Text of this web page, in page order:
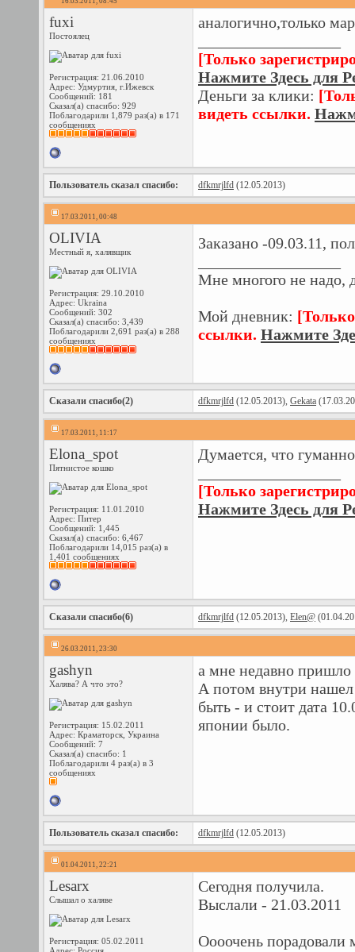
fuxi
Постоялец
Регистрация: 21.06.2010
Адрес: Удмуртия, г.Ижевск
Сообщений: 181
Сказал(а) спасибо: 929
Поблагодарили 1,879 раз(а) в 171
сообщениях
аналогично,только
[Только
Нажмите Здесь для
Деньги за клики:
видеть ссылки.
Пользователь сказал cпасибо: dfkmrjlfd (12.05.2013)
17.03.2011, 00:48
OLIVIA
Местный я, халявщик
Регистрация: 29.10.2010
Адрес: Ukraina
Сообщений: 302
Сказал(а) спасибо: 3,439
Поблагодарили 2,691 раз(а) в 288
сообщениях
Заказано -09.03.11,
Мне многого не надо,
Мой дневник:
ссылки. Нажмите
Сказали спасибо(2) dfkmrjlfd (12.05.2013), Gekata
17.03.2011, 11:17
Elona_spot
Пятнистое кошко
Регистрация: 11.01.2010
Адрес: Питер
Сообщений: 1,445
Сказал(а) спасибо: 6,467
Поблагодарили 14,015 раз(а) в
1,401 сообщениях
Думается, что
[Только
Нажмите Здесь для
Сказали спасибо(6) dfkmrjlfd (12.05.2013), Elen@
26.03.2011, 23:30
gashyn
Халява? А что это?
Регистрация: 15.02.2011
Адрес: Краматорск, Украина
Сообщений: 7
Сказал(а) спасибо: 1
Поблагодарили 4 раз(а) в 3
сообщениях
а мне недавно
А потом внутри нашел
быть - и стоит дата
японии было.
Пользователь сказал cпасибо: dfkmrjlfd (12.05.2013)
01.04.2011, 22:21
Lesarx
Слышал о халяве
Регистрация: 05.02.2011
Сегодня получила.
Выслали - 21.03.2011
Оооочень порадовали